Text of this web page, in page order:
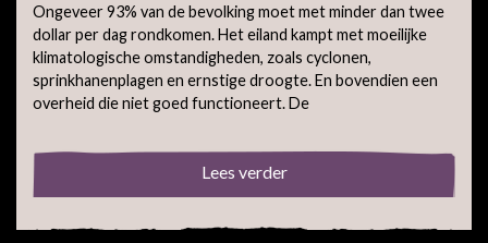
Ongeveer 93% van de bevolking moet met minder dan twee
dollar per dag rondkomen. Het eiland kampt met moeilijke
klimatologische omstandigheden, zoals cyclonen,
sprinkhanenplagen en ernstige droogte. En bovendien een
overheid die niet goed functioneert. De
Lees verder